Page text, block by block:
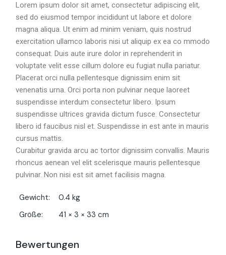
Lorem ipsum dolor sit amet, consectetur adipiscing elit,
sed do eiusmod tempor incididunt ut labore et dolore
magna aliqua. Ut enim ad minim veniam, quis nostrud
exercitation ullamco laboris nisi ut aliquip ex ea co mmodo
consequat. Duis aute irure dolor in reprehenderit in
voluptate velit esse cillum dolore eu fugiat nulla pariatur.
Placerat orci nulla pellentesque dignissim enim sit
venenatis urna. Orci porta non pulvinar neque laoreet
suspendisse interdum consectetur libero. Ipsum
suspendisse ultrices gravida dictum fusce. Consectetur
libero id faucibus nisl et. Suspendisse in est ante in mauris
cursus mattis.
Curabitur gravida arcu ac tortor dignissim convallis. Mauris
rhoncus aenean vel elit scelerisque mauris pellentesque
pulvinar. Non nisi est sit amet facilisis magna.
Gewicht
0.4 kg
Größe
41 × 3 × 33 cm
Bewertungen